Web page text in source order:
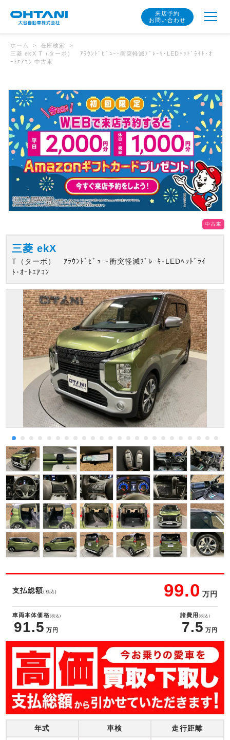
来店予約
お問い合わせ
ホーム
在庫検索
三菱 ekX T（ターボ） ｱﾗｳﾝﾄﾞﾋﾞｭｰ･衝突軽減ﾌﾞﾚｰｷ･LEDﾍｯﾄﾞﾗｲﾄ･ｵ
ｰﾄｴｱｺﾝ 中古車
中古車
三菱 ekX
T（ターボ） ｱﾗｳﾝﾄﾞﾋﾞｭｰ･衝突軽減ﾌﾞﾚｰｷ･LEDﾍｯﾄﾞﾗｲ
ﾄ･ｵｰﾄｴｱｺﾝ
支払総額(税込) 99.0 万円
車両本体価格(税込)
91.5 万円
諸費用(税込)
7.5 万円
年式 車検 走行距離